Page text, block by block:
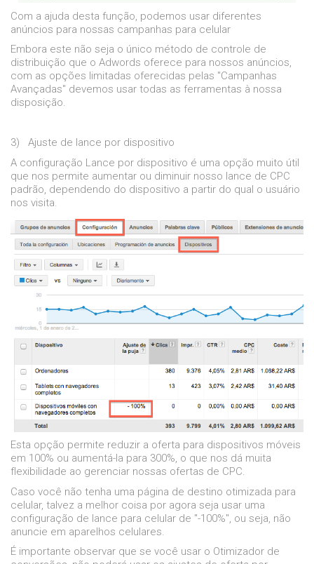
Com a ajuda desta função, podemos usar diferentes
anúncios para nossas campanhas para celular
Embora este não seja o único método de controle de
distribuição que o Adwords oferece para nossos anúncios,
com as opções limitadas oferecidas pelas "Campanhas
Avançadas" devemos usar todas as ferramentas à nossa
disposição.
3) Ajuste de lance por dispositivo
A configuração Lance por dispositivo é uma opção muito útil
que nos permite aumentar ou diminuir nosso lance de CPC
padrão, dependendo do dispositivo a partir do qual o usuário
nos visita.
Esta opção permite reduzir a oferta para dispositivos móveis
em 100% ou aumentá-la para 300%, o que nos dá muita
flexibilidade ao gerenciar nossas ofertas de CPC.
Caso você não tenha uma página de destino otimizada para
celular, talvez a melhor coisa por agora seja usar uma
configuração de lance para celular de "-100%", ou seja, não
anuncie em aparelhos celulares.
É importante observar que se você usar o Otimizador de